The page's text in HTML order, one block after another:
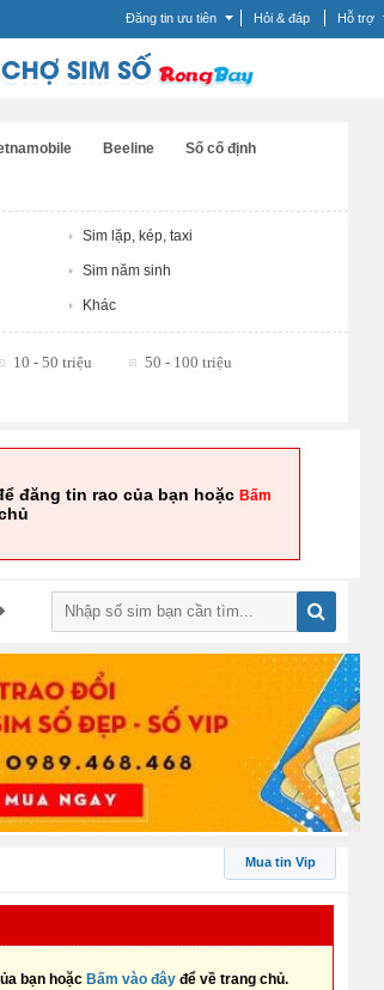
Đăng tin ưu tiên Hỏi & đáp Hỗ trợ
Beeline Số cố định
Sim lặp, kép, taxi
Sim năm sinh
Khác
10 - 50 triệu
50 - 100 triệu
đăng tin rao của bạn hoặc Bấm
Mua tin Vip
bạn hoặc Bấm vào đây để về trang chủ.